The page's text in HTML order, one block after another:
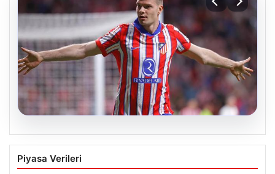
05.08.2026
Sörloth Transfer Yarışında Fenerbahçe
ve Beşiktaş Mücadelesi
Piyasa Verileri